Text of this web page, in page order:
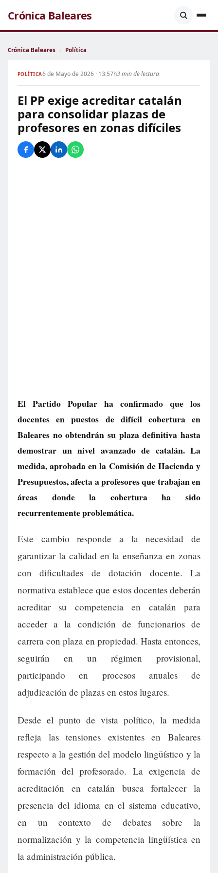
Crónica Baleares
Crónica Baleares › Política
POLÍTICA6 de Mayo de 2026 · 13:57h3 min de lectura
El PP exige acreditar catalán
para consolidar plazas de
profesores en zonas difíciles
El Partido Popular ha confirmado que los
docentes en puestos de difícil cobertura en
Baleares no obtendrán su plaza definitiva hasta
demostrar un nivel avanzado de catalán. La
medida, aprobada en la Comisión de Hacienda y
Presupuestos, afecta a profesores que trabajan en
áreas donde la cobertura ha sido
recurrentemente problemática.
Este cambio responde a la necesidad de
garantizar la calidad en la enseñanza en zonas
con dificultades de dotación docente. La
normativa establece que estos docentes deberán
acreditar su competencia en catalán para
acceder a la condición de funcionarios de
carrera con plaza en propiedad. Hasta entonces,
seguirán en un régimen provisional,
participando en procesos anuales de
adjudicación de plazas en estos lugares.
Desde el punto de vista político, la medida
refleja las tensiones existentes en Baleares
respecto a la gestión del modelo lingüístico y la
formación del profesorado. La exigencia de
acreditación en catalán busca fortalecer la
presencia del idioma en el sistema educativo,
en un contexto de debates sobre la
normalización y la competencia lingüística en
la administración pública.